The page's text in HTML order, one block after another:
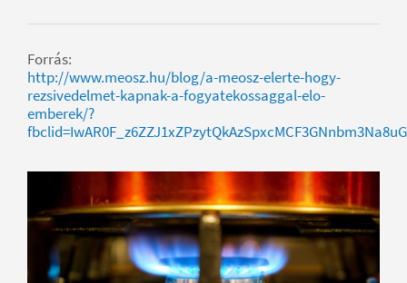
Forrás:
http://www.meosz.hu/blog/a-meosz-elerte-hogy-
rezsivedelmet-kapnak-a-fogyatekossaggal-elo-
emberek/?